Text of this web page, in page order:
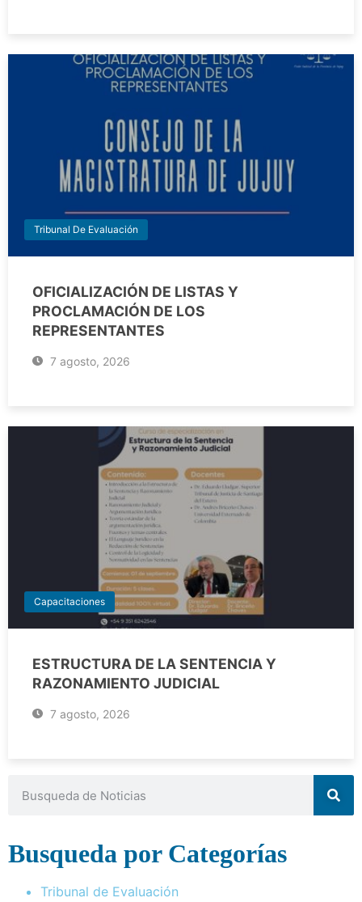
Tribunal De Evaluación
OFICIALIZACIÓN DE LISTAS Y
PROCLAMACIÓN DE LOS
REPRESENTANTES
7 agosto, 2026
Capacitaciones
ESTRUCTURA DE LA SENTENCIA Y
RAZONAMIENTO JUDICIAL
7 agosto, 2026
Busqueda por Categorías
Tribunal de Evaluación